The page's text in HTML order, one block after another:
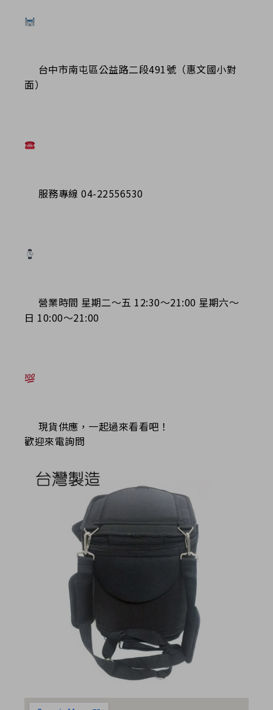
台中市南屯區公益路二段491號（惠文國小對
面）
服務專線 04-22556530
營業時間 星期二～五 12:30～21:00 星期六～
日 10:00～21:00
現貨供應，一起過來看看吧！
歡迎來電詢問